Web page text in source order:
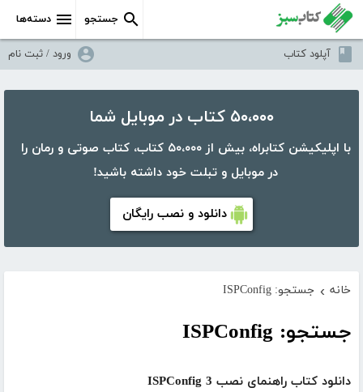
دسته‌ها جستجو
آپلود کتاب ورود / ثبت نام
۵۰،۰۰۰ کتاب در موبایل شما
با اپلیکیشن کتابراه، بیش از ۵۰،۰۰۰ کتاب، کتاب صوتی و رمان را
در موبایل و تبلت خود داشته باشید!
دانلود و نصب رایگان
خانه › جستجو: ISPConfig
جستجو: ISPConfig
دانلود کتاب راهنمای نصب ISPConfig 3